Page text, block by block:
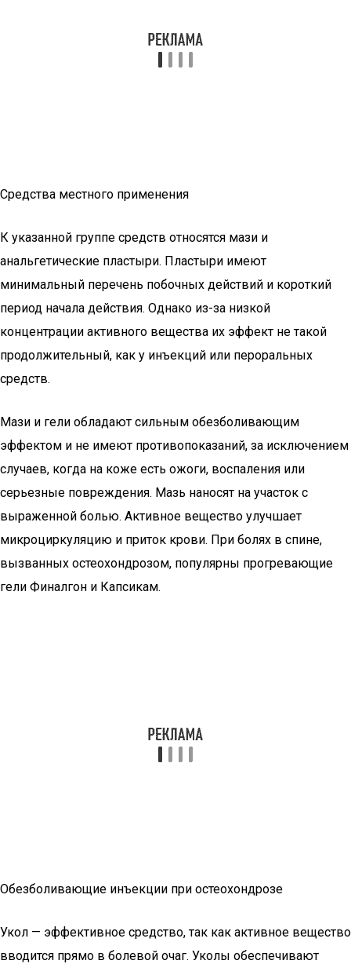
Средства местного применения
К указанной группе средств относятся мази и
анальгетические пластыри. Пластыри имеют
минимальный перечень побочных действий и короткий
период начала действия. Однако из-за низкой
концентрации активного вещества их эффект не такой
продолжительный, как у инъекций или пероральных
средств.
Мази и гели обладают сильным обезболивающим
эффектом и не имеют противопоказаний, за исключением
случаев, когда на коже есть ожоги, воспаления или
серьезные повреждения. Мазь наносят на участок с
выраженной болью. Активное вещество улучшает
микроциркуляцию и приток крови. При болях в спине,
вызванных остеохондрозом, популярны прогревающие
гели Финалгон и Капсикам.
Обезболивающие инъекции при остеохондрозе
Укол — эффективное средство, так как активное вещество
вводится прямо в болевой очаг. Уколы обеспечивают